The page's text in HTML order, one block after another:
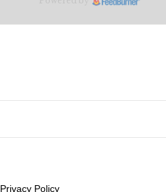
Privacy Policy